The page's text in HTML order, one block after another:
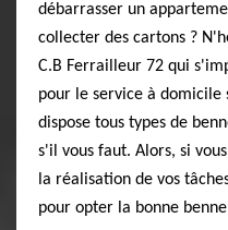
débarrasser un
collecter des cartons ?
C.B Ferrailleur 72 qui
pour le service à domicile
dispose tous types de
s'il vous faut. Alors, si
la réalisation de vos
pour opter la bonne